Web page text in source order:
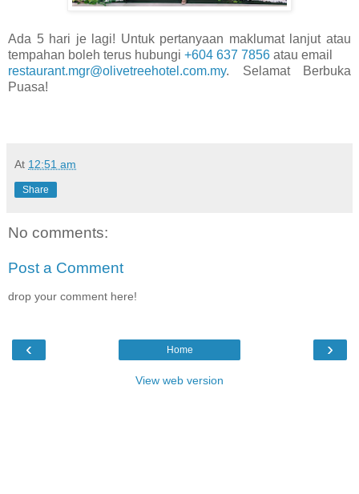
Ada 5 hari je lagi! Untuk pertanyaan maklumat lanjut atau
tempahan boleh terus hubungi +604 637 7856 atau email
restaurant.mgr@olivetreehotel.com.my. Selamat Berbuka
Puasa!
At 12:51 am
Share
No comments:
Post a Comment
drop your comment here!
‹ ›
Home
View web version